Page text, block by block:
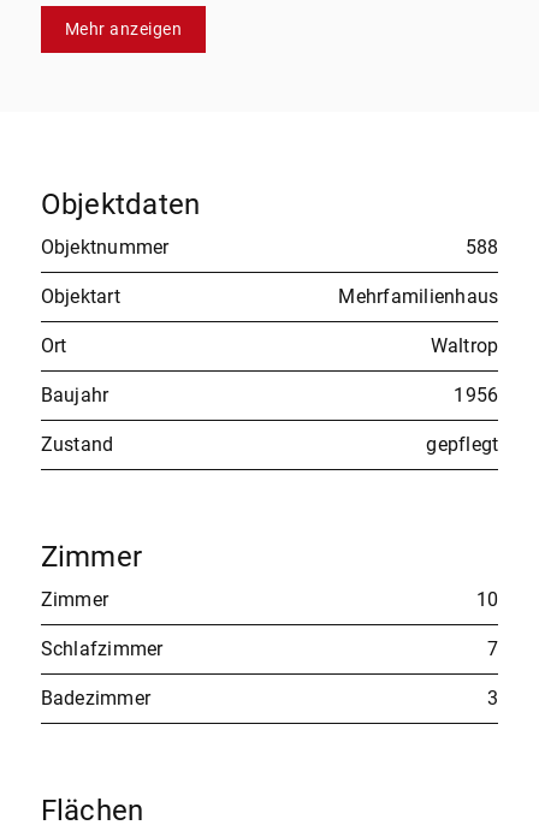
Mehr anzeigen
Objektdaten
Objektnummer 588
Objektart Mehrfamilienhaus
Ort Waltrop
Baujahr 1956
Zustand gepflegt
Zimmer
Zimmer 10
Schlafzimmer 7
Badezimmer 3
Flächen